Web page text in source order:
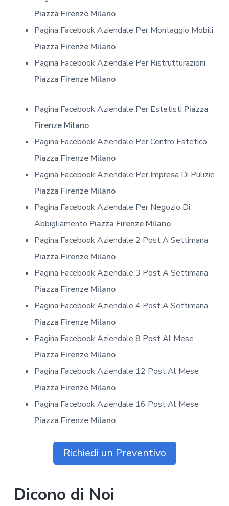
Piazza Firenze Milano
Pagina Facebook Aziendale Per Montaggio Mobili
Piazza Firenze Milano
Pagina Facebook Aziendale Per Ristrutturazioni
Piazza Firenze Milano
Pagina Facebook Aziendale Per Estetisti Piazza
Firenze Milano
Pagina Facebook Aziendale Per Centro Estetico
Piazza Firenze Milano
Pagina Facebook Aziendale Per Impresa Di Pulizie
Piazza Firenze Milano
Pagina Facebook Aziendale Per Negozio Di
Abbigliamento Piazza Firenze Milano
Pagina Facebook Aziendale 2 Post A Settimana
Piazza Firenze Milano
Pagina Facebook Aziendale 3 Post A Settimana
Piazza Firenze Milano
Pagina Facebook Aziendale 4 Post A Settimana
Piazza Firenze Milano
Pagina Facebook Aziendale 8 Post Al Mese
Piazza Firenze Milano
Pagina Facebook Aziendale 12 Post Al Mese
Piazza Firenze Milano
Pagina Facebook Aziendale 16 Post Al Mese
Piazza Firenze Milano
Richiedi un Preventivo
Dicono di Noi